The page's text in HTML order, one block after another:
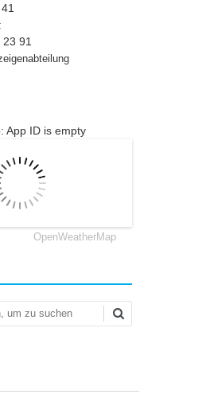
91
App ID is empty
OpenWeatherMap